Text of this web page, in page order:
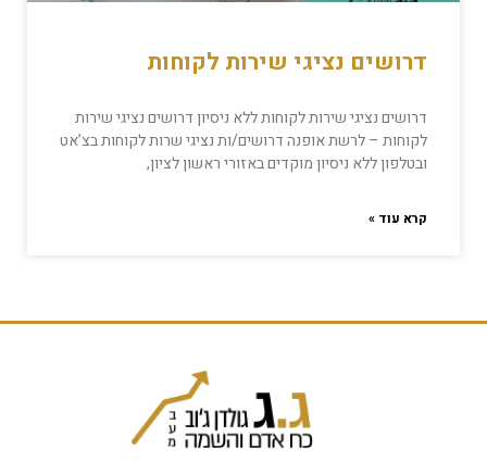
דרושים נציגי שירות לקוחות
דרושים נציגי שירות לקוחות ללא ניסיון דרושים נציגי שירות
לקוחות – לרשת אופנה דרושים/ות נציגי שרות לקוחות בצ’אט
ובטלפון ללא ניסיון מוקדים באזורי ראשון לציון,
קרא עוד »